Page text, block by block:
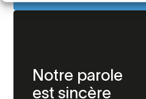
Notre parole
est sincère